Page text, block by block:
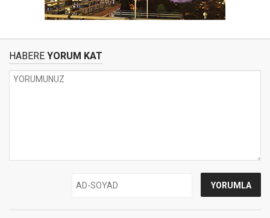
HABERE YORUM KAT